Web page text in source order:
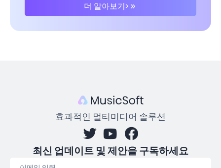
더 알아보기>
효과적인 멀티미디어 솔루션
최신 업데이트 및 제안을 구독하세요